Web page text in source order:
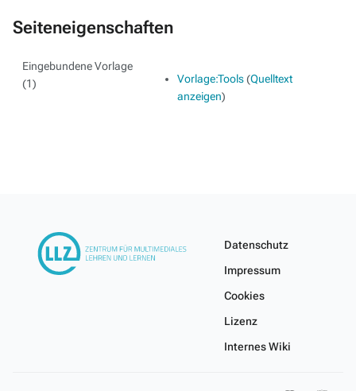
Seiteneigenschaften
Eingebundene Vorlage
(1)
Vorlage:Tools(Quelltext
anzeigen)
Datenschutz
Impressum
Cookies
Lizenz
Internes Wiki